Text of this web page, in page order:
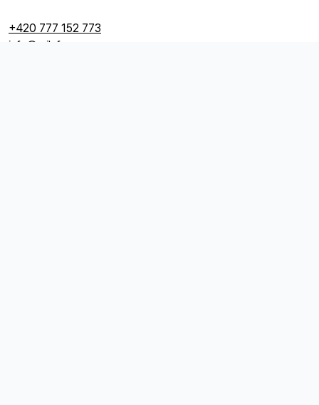
+420 777 152 773
info@railsformers.com